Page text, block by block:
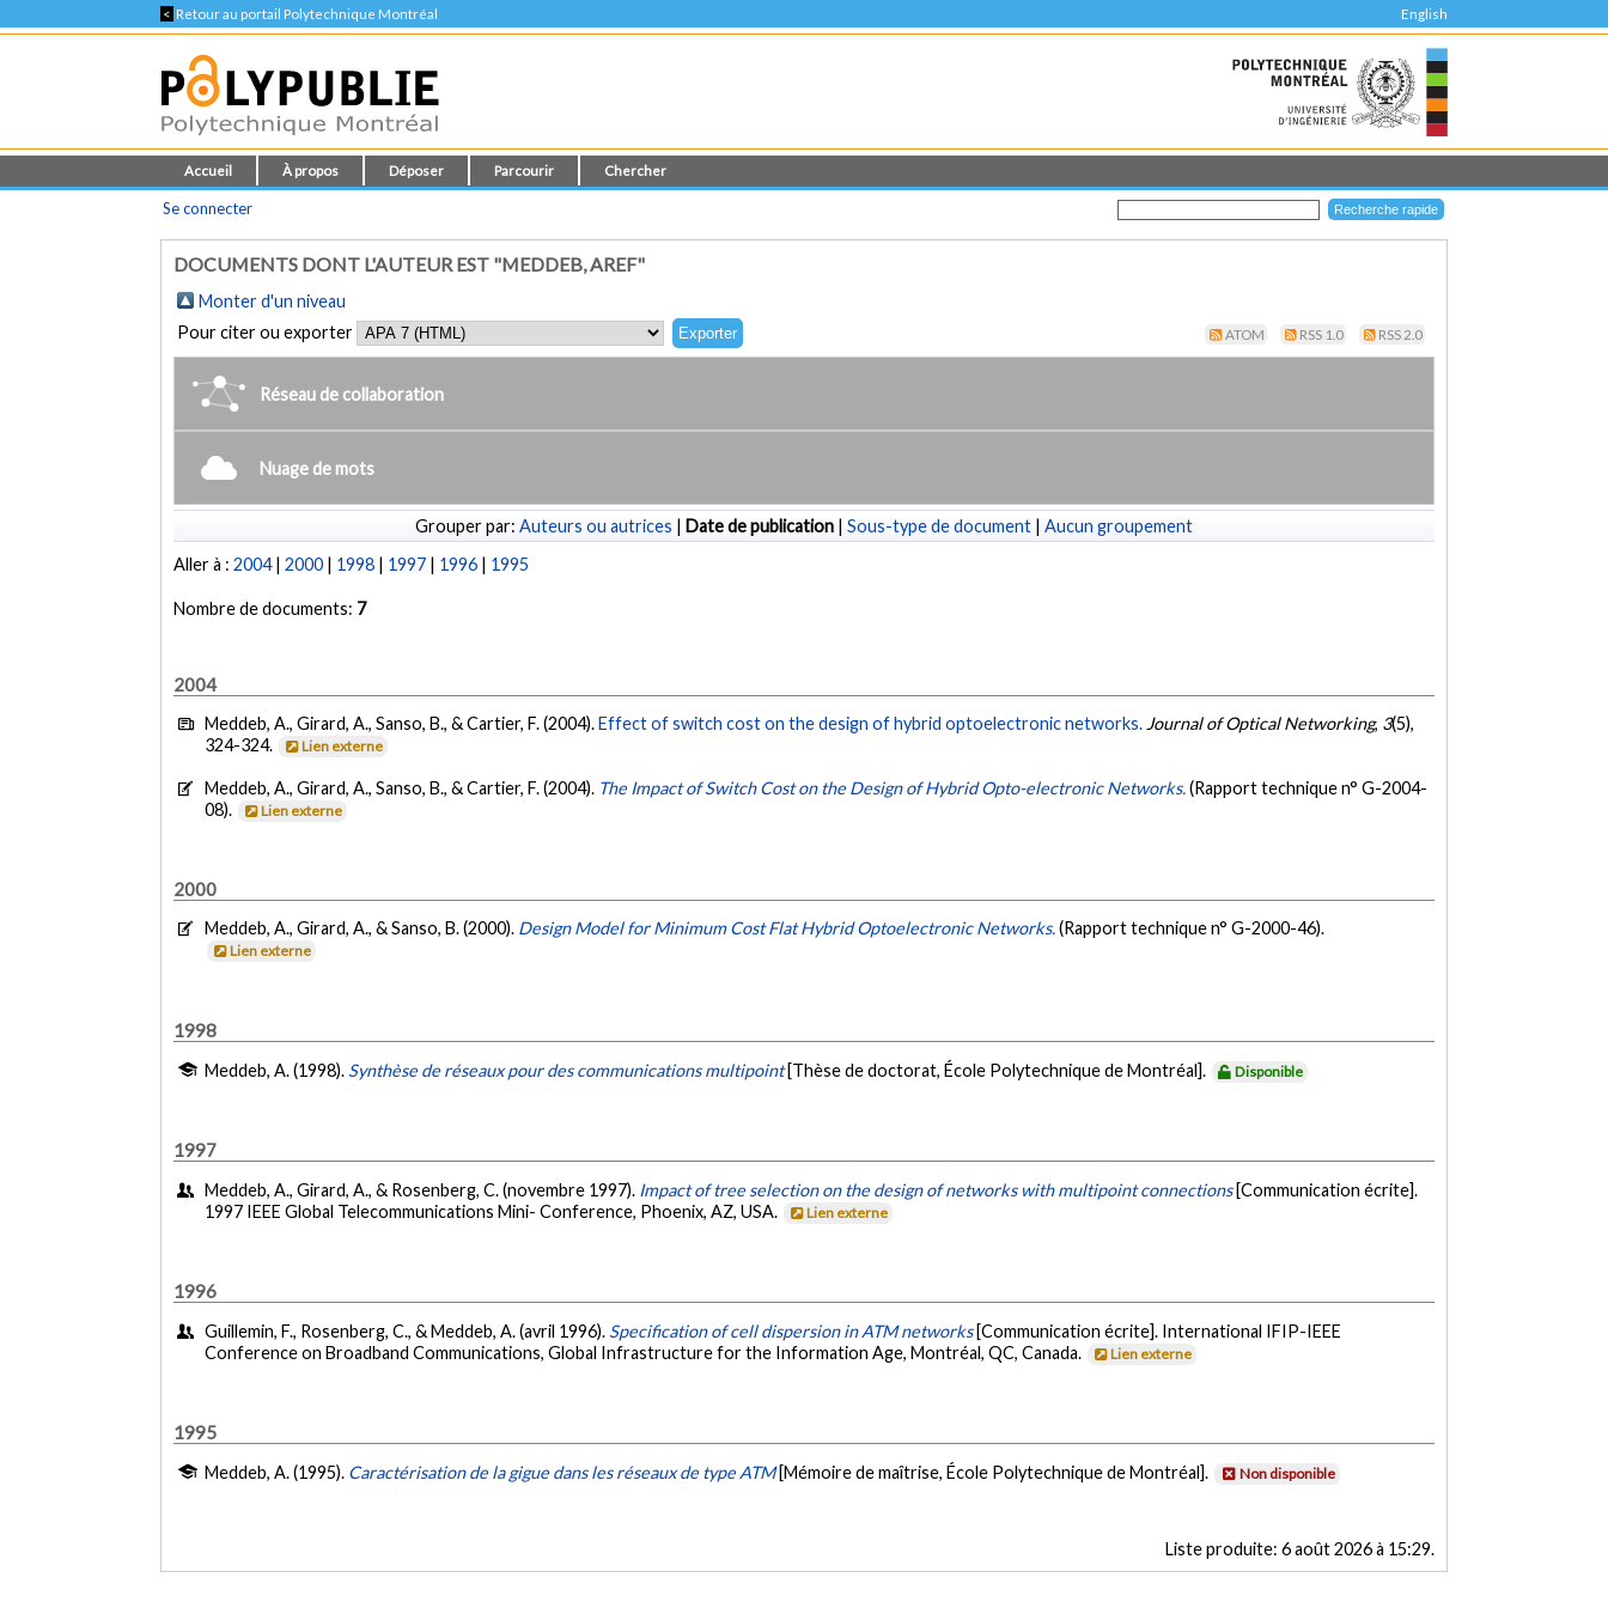
< Retour au portail Polytechnique Montréal English
Accueil À propos Déposer Parcourir Chercher
Se connecter
DOCUMENTS DONT L'AUTEUR EST "MEDDEB, AREF"
Monter d'un niveau
Pour citer ou exporter
ATOM RSS 1.0 RSS 2.0
Réseau de collaboration
Nuage de mots
Grouper par: Auteurs ou autrices | Date de publication | Sous-type de document | Aucun groupement
Aller à :2004|2000 | 1998 | 1997 | 1996 | 1995
Nombre de documents: 7
2004
Meddeb, A., Girard, A., Sanso, B., & Cartier, F. (2004).Effect of switch cost on the design of hybrid optoelectronic networks. Journal of Optical Networking, 3(5),
324-324.
Lien externe
Meddeb, A., Girard, A., Sanso, B., & Cartier, F. (2004). The Impact of Switch Cost on the Design of Hybrid Opto-electronic Networks.(Rapport technique n° G-2004-
08).
Lien externe
2000
Meddeb, A., Girard, A., & Sanso, B. (2000). Design Model for Minimum Cost Flat Hybrid Optoelectronic Networks.(Rapport technique n° G-2000-46).
Lien externe
1998
Meddeb, A. (1998). Synthèse de réseaux pour des communications multipoint [Thèse de doctorat, École Polytechnique de Montréal]. Disponible
1997
Meddeb, A., Girard, A., & Rosenberg, C. (novembre 1997). Impact of tree selection on the design of networks with multipoint connections [Communication écrite].
1997 IEEE Global Telecommunications Mini- Conference, Phoenix, AZ, USA.
Lien externe
1996
Guillemin, F., Rosenberg, C., & Meddeb, A. (avril 1996). Specification of cell dispersion in ATM networks [Communication écrite]. International IFIP-IEEE
Conference on Broadband Communications, Global Infrastructure for the Information Age, Montréal, QC, Canada.
Lien externe
1995
Meddeb, A. (1995). Caractérisation de la gigue dans les réseaux de type ATM [Mémoire de maîtrise, École Polytechnique de Montréal]. Non disponible
Liste produite: 6 août 2026 à 15:29.